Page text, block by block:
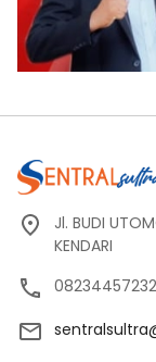
Jl. BUDI
KENDARI